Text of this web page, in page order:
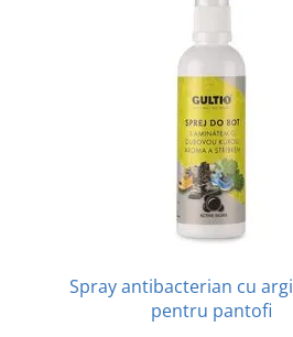
Spray antibacterian cu
pentru pantofi